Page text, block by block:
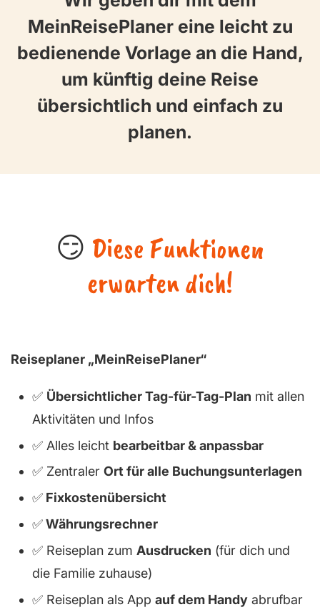
MeinReisePlaner eine leicht zu
bedienende Vorlage an die Hand,
um künftig deine Reise
übersichtlich und einfach zu
planen.
😏 Diese Funktionen
erwarten dich!
Reiseplaner „MeinReisePlaner“
✅ Übersichtlicher Tag-für-Tag-Plan mit allen
Aktivitäten und Infos
✅ Alles leicht bearbeitbar & anpassbar
✅ Zentraler Ort für alle Buchungsunterlagen
✅ Fixkostenübersicht
✅Währungsrechner
✅ Reiseplan zum Ausdrucken (für dich und
die Familie zuhause)
✅ Reiseplan als App auf dem Handy abrufbar